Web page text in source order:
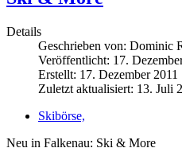
Details
Geschrieben von: Dominic
Veröffentlicht: 17.
Erstellt: 17. Dezember 2011
Zuletzt aktualisiert: 13. Juli
Skibörse,
Neu in Falkenau: Ski & More